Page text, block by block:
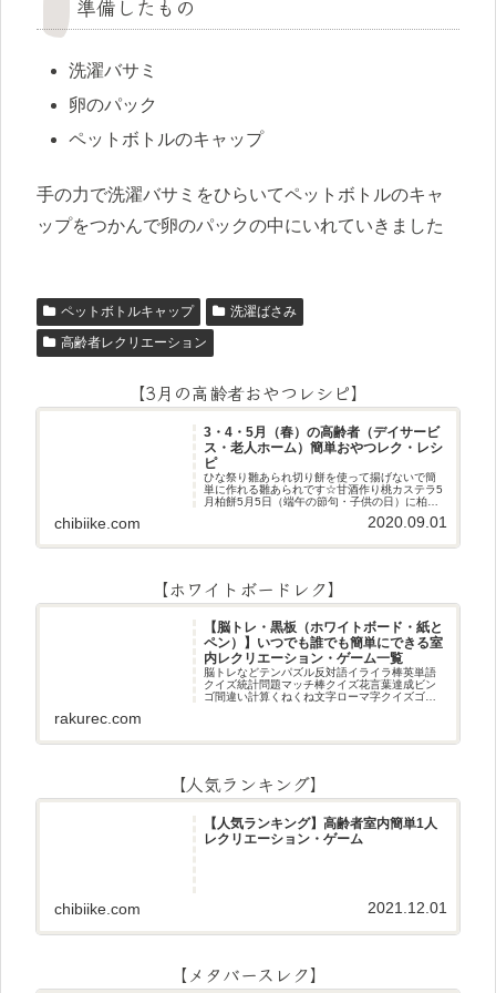
準備したもの
洗濯バサミ
卵のパック
ペットボトルのキャップ
手の力で洗濯バサミをひらいてペットボトルのキャ
ップをつかんで卵のパックの中にいれていきました
ペットボトルキャップ
洗濯ばさみ
高齢者レクリエーション
【3月の高齢者おやつレシピ】
3・4・5月（春）の高齢者（デイサービ
ス・老人ホーム）簡単おやつレク・レシ
ピ
ひな祭り雛あられ切り餅を使って揚げないで簡
単に作れる雛あられです☆甘酒作り桃カステラ5
月柏餅5月5日（端午の節句・子供の日）に柏餅
日）にちまき作りです☆ほうじ茶プリン抹茶パ
chibiike.com 2020.09.01
【ホワイトボードレク】
【脳トレ・黒板（ホワイトボード・紙と
ペン）】いつでも誰でも簡単にできる室
内レクリエーション・ゲーム一覧
脳トレなどテンパズル反対語イライラ棒英単語
クイズ統計問題マッチ棒クイズ花言葉達成ビン
ゴ間違い計算くねくね文字ローマ字クイズゴロ
rakurec.com
【人気ランキング】
【人気ランキング】高齢者室内簡単1人
レクリエーション・ゲーム
chibiike.com 2021.12.01
【メタバースレク】